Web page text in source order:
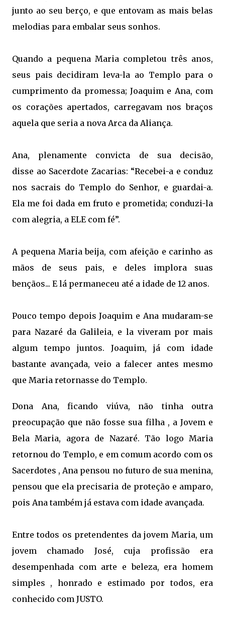
junto ao seu berço, e que entovam as mais belas
melodias para embalar seus sonhos.
Quando a pequena Maria completou três anos,
seus pais decidiram leva-la ao Templo para o
cumprimento da promessa; Joaquim e Ana, com
os corações apertados, carregavam nos braços
aquela que seria a nova Arca da Aliança.
Ana, plenamente convicta de sua decisão,
disse ao Sacerdote Zacarias: “Recebei-a e conduz
nos sacrais do Templo do Senhor, e guardai-a.
Ela me foi dada em fruto e prometida; conduzi-la
com alegria, a ELE com fé”.
A pequena Maria beija, com afeição e carinho as
mãos de seus pais, e deles implora suas
bençãos... E lá permaneceu até a idade de 12 anos.
Pouco tempo depois Joaquim e Ana mudaram-se
para Nazaré da Galileia, e la viveram por mais
algum tempo juntos. Joaquim, já com idade
bastante avançada, veio a falecer antes mesmo
que Maria retornasse do Templo.
Dona Ana, ficando viúva, não tinha outra
preocupação que não fosse sua filha , a Jovem e
Bela Maria, agora de Nazaré. Tão logo Maria
retornou do Templo, e em comum acordo com os
Sacerdotes , Ana pensou no futuro de sua menina,
pensou que ela precisaria de proteção e amparo,
pois Ana também já estava com idade avançada.
Entre todos os pretendentes da jovem Maria, um
jovem chamado José, cuja profissão era
desempenhada com arte e beleza, era homem
simples , honrado e estimado por todos, era
conhecido com JUSTO.